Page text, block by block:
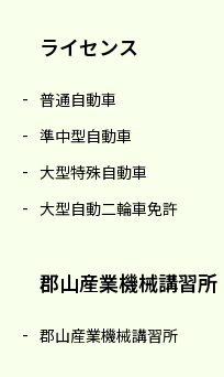
ライセンス
普通自動車
準中型自動車
大型特殊自動車
大型自動二輪車免許
郡山産業機械講習所
郡山産業機械講習所